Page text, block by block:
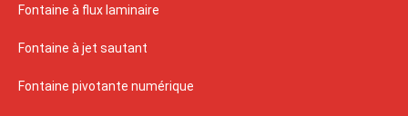
Fontaine à flux laminaire
Fontaine à jet sautant
Fontaine pivotante numérique